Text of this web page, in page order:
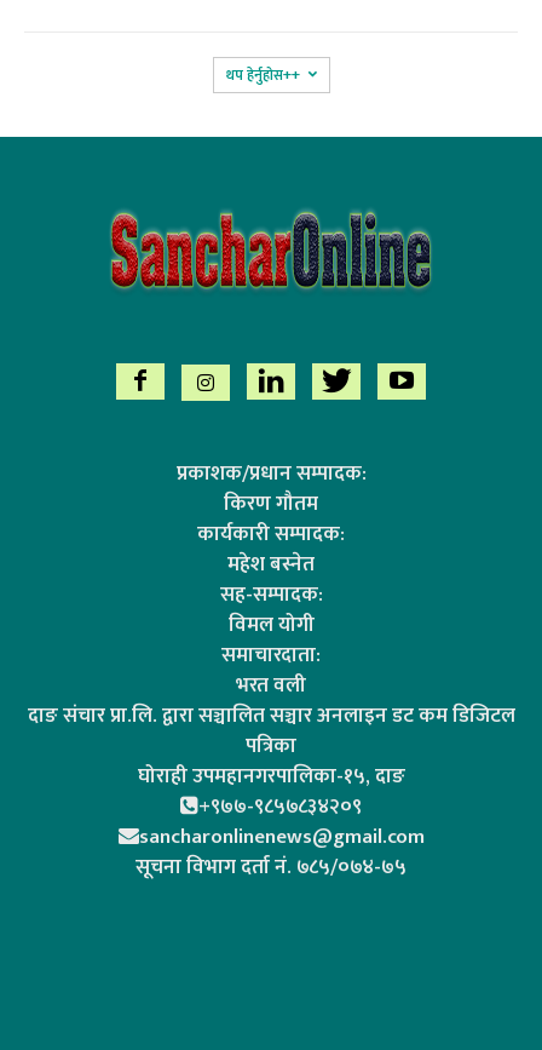
थप हेर्नुहोस‌++
प्रकाशक/प्रधान सम्पादक:
किरण गौतम
कार्यकारी सम्पादक:
महेश बस्नेत
सह-सम्पादक:
विमल योगी
समाचारदाता:
भरत वली
दाङ संचार प्रा.लि. द्वारा सञ्चालित सञ्चार अनलाइन डट कम डिजिटल
पत्रिका
घोराही उपमहानगरपालिका-१५, दाङ
+९७७-९८५७८३४२०९
sancharonlinenews@gmail.com
सूचना विभाग दर्ता न‌ं. ७८५/०७४-७५